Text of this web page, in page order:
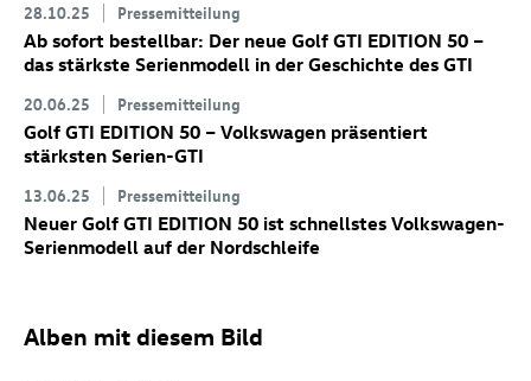
28.10.25 Pressemitteilung
Ab sofort bestellbar: Der neue Golf GTI EDITION 50 –
das stärkste Serienmodell in der Geschichte des GTI
20.06.25 Pressemitteilung
Golf GTI EDITION 50 – Volkswagen präsentiert
stärksten Serien-GTI
13.06.25 Pressemitteilung
Neuer Golf GTI EDITION 50 ist schnellstes Volkswagen-
Serienmodell auf der Nordschleife
Alben mit diesem Bild